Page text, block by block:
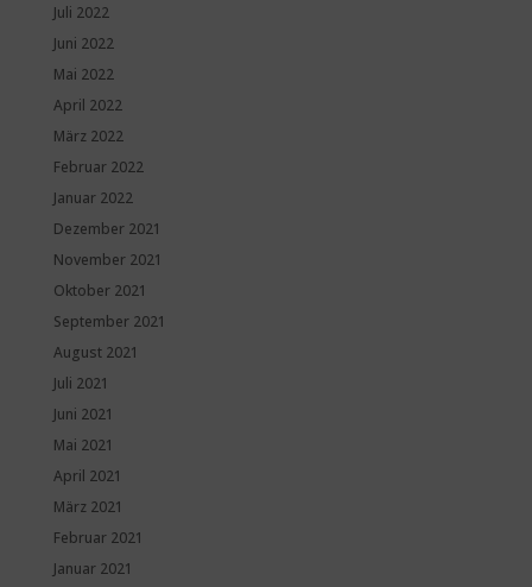
Juli 2022
Juni 2022
Mai 2022
April 2022
März 2022
Februar 2022
Januar 2022
Dezember 2021
November 2021
Oktober 2021
September 2021
August 2021
Juli 2021
Juni 2021
Mai 2021
April 2021
März 2021
Februar 2021
Januar 2021